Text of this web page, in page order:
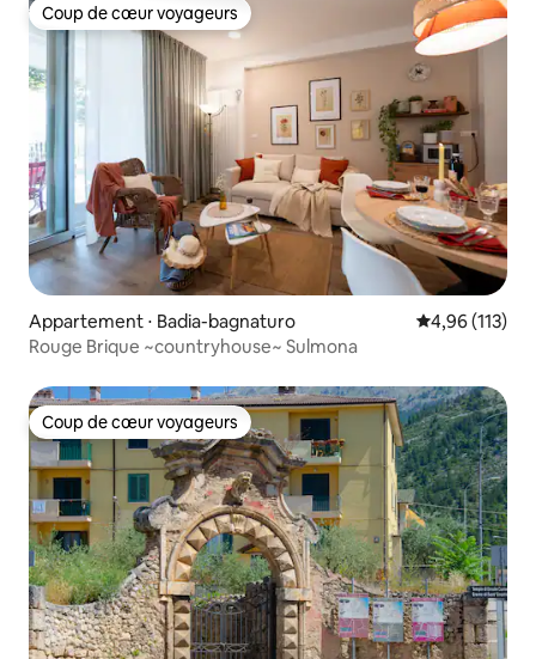
Coup de cœur voyageurs
Coup de cœur voyageurs
Appartement ⋅ Badia-bagnaturo Évaluation
4,96 (113)
Rouge Brique ~countryhouse~ Sulmona
Coup de cœur voyageurs
Coup de cœur voyageurs